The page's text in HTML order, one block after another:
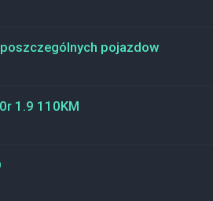
pojazdow
1.9 110KM